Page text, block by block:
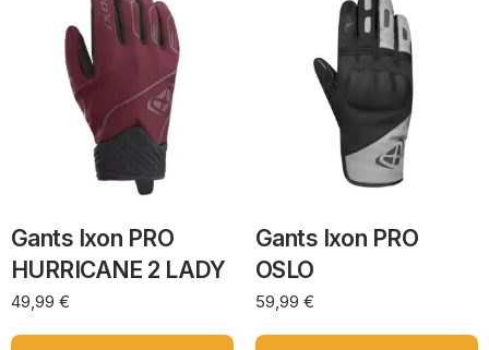
Gants Ixon PRO
HURRICANE 2 LADY
49,99 €
Gants Ixon PRO
OSLO
59,99 €